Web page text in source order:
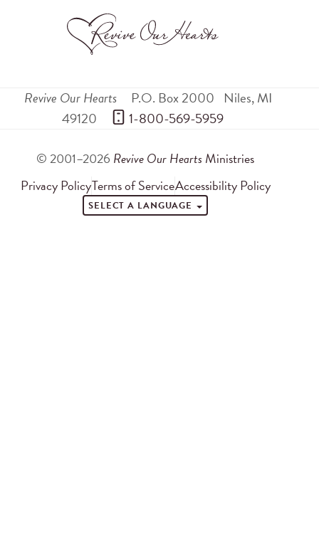
Revive Our Hearts P.O. Box 2000 Niles,MI
49120
1-800-569-5959
© 2001–2026 Revive Our Hearts Ministries
Privacy PolicyTerms of ServiceAccessibility Policy
SELECT A LANGUAGE